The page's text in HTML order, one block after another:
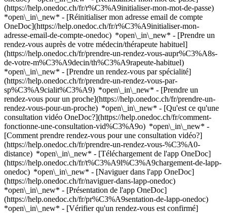
(https://help.onedoc.ch/fr/r%C3%A9initialiser-mon-mot-de-passe)
*open\_in\_new* - [Réinitialiser mon adresse email de compte
OneDoc](https://help.onedoc.ch/fr/r%C3%A9initialiser-mon-
adresse-email-de-compte-onedoc) *open\_in\_new* - [Prendre un
rendez-vous auprès de votre médecin/thérapeute habituel]
(https://help.onedoc.ch/fr/prendre-un-rendez-vous-aupr%C3%A8s-
de-votre-m%C3%A9decin/th%C3%A9rapeute-habituel)
*open\_in\_new* - [Prendre un rendez-vous par spécialité]
(https://help.onedoc.ch/fr/prendre-un-rendez-vous-par-
sp%C3%A9cialit%C3%A9) *open\_in\_new* - [Prendre un
rendez-vous pour un proche](https://help.onedoc.ch/fr/prendre-un-
rendez-vous-pour-un-proche) *open\_in\_new* - [Qu'est ce qu'une
consultation vidéo OneDoc?](https://help.onedoc.ch/fr/comment-
fonctionne-une-consultation-vid%C3%A9o) *open\_in\_new* -
[Comment prendre rendez-vous pour une consultation vidéo?]
(https://help.onedoc.ch/fr/prendre-un-rendez-vous-%C3%A0-
distance) *open\_in\_new* - [Téléchargement de l'app OneDoc]
(https://help.onedoc.ch/fr/t%C3%A9l%C3%A9chargement-de-lapp-
onedoc) *open\_in\_new* - [Naviguer dans l'app OneDoc]
(https://help.onedoc.ch/fr/naviguer-dans-lapp-onedoc)
*open\_in\_new* - [Présentation de l'app OneDoc]
(https://help.onedoc.ch/fr/pr%C3%A9sentation-de-lapp-onedoc)
*open\_in\_new* - [Vérifier qu'un rendez-vous est confirmé](https://help.onedoc.ch/fr/v%C3%A9rifier-quun-rendez-vous-est-confirm%C3%A9) *open\_in\_new* - [Annuler un rendez-vous pris en ligne sur OneDoc](https://help.onedoc.ch/fr/annuler-un-rendez-vous-pris-en-ligne-sur-onedoc) *open\_in\_new* - [Je ne reçois pas de confirmation de rendez-vous](https://help.onedoc.ch/fr/je-ne-re%C3%A7ois-pas-de-confirmation-de-rendez-vous) *open\_in\_new* [Voir tous nos articles *open\_in\_new*](https://help.onedoc.ch/fr/) close ## Modifier votre recherche ![Maison avec un signe plus annonçant qu’une consultation peut être effectuée sur place](https://www.onedoc.ch/assets/images/icons/on-site.svg) Sur place ![Caméra avec un symbole lecture annonçant qu’une consultation peut être effectuée à distance en vidéo](https://www.onedoc.ch/assets/images/icons/remote.svg) À distance Rechercher #### Spécialités #### Praticiens #### Établissements edit Vaccination tétanos - diphtérie - coqueluche (DTP) à Chêne-Bougeries tune Filtrer par Nouveaux patients*keyboard\_arrow\_down* - Acceptés*check\_circle* Langue parlée*keyboard\_arrow\_down* - Albanais*check\_circle* - Allemand*check\_circle* - Anglais*check\_circle* - Arabe*check\_circle* - Espagnol*check\_circle* - Français*check\_circle* - Italien*check\_circle* - Persan*check\_circle* - Peul*check\_circle* - Portugais*check\_circle* - Roumain*check\_circle* Sexe*keyboard\_arrow\_down* - Femme*check\_circle* - Homme*check\_circle* Réseau*keyboard\_arrow\_down* - Sun Store*check\_circle* - Amavita*check\_circle* - Hirslanden*check\_circle* - Medbase*check\_circle* - Réseau Delta*check\_circle* Disponibilité*keyboard\_arrow\_down* - Disponible aujourdhui*check\_circle* - Dans les 3 prochains jours*check\_circle* - Dans les 7 prochains jours*check\_circle* - Dans les 14 prochains jours*check\_circle* # __Vaccination tétanos - diphtérie - coqueluche (DTP)__ à __Chêne-Bougeries__: prenez rendez-vous en ligne aujourd'hui ## 3 résultats à Chêne-Bougeries [![Pharmacie Populaire Gradelle, prestations de santé en pharmacie à Chêne-Bougeries](https://assets.onedoc.ch/images/users/c61bb5213803b41a6a3e11f762d0ec5bbd2b18af7a4a17048e19bc03a72bce9a-small.jpg "Pharmacie Populaire Gradelle, prestations de santé en pharmacie à Chêne-Bougeries")](https://www.onedoc.ch/fr/prestations-de-sante-en-pharmacie/chene-bougeries/pcfu7/pharmacie-populaire-gradelle) ### [Pharmacie Populaire Gradelle](https://www.onedoc.ch/fr/prestations-de-sante-en-pharmacie/chene-bougeries/pcfu7/pharmacie-populaire-gradelle) ![Badge indiquant un profil vérifié](https://www.onedoc.ch/assets/images/icons/checkmark.svg) [Prestations de santé en pharmacie](https://www.onedoc.ch/fr/prestations-de-sante-en-pharmacie/chene-bougeries) [Pharmacie Populaire Gradelle](https://www.onedoc.ch/fr/pharmacie/chene-bougeries/e41h/pharmacie-populaire-gradelle) Avenue des Cavaliers 1 1224 Chêne-Bougeries ![Icône patient avec un signe plus annonçant que le professionnel accepte de nouveaux patients](https://www.onedoc.ch/assets/images/icons/new-patients.svg)Accepte les nouveaux patients [Réserver un RDV](https://www.onedoc.ch/fr/prestations-de-sante-en-pharmacie/chene-bougeries/pcfu7/pharmacie-populaire-gradelle) Expertises: Vaccination tétanos - diphtérie - coqueluche (DTP), [Vaccination encéphalite à tiques (FSME)](https://www.onedoc.ch/fr/vaccination-encephalite-a-tiques-fsme/chene-bougeries), [Vaccination rougeole - rubéole - oreillon (ROR)](https://www.onedoc.ch/fr/vaccination-rougeole-rubeole-oreillon-ror/chene-bougeries), [Vaccination hépatite A/B](https://www.onedoc.ch/fr/vaccination-hepatite-a-b/chene-bougeries), [Test streptocoques](https://www.onedoc.ch/fr/test-streptocoques/chene-bougeries), [Dépistage du cancer colorectal](https://www.onedoc.ch/fr/depistage-du-cancer-colorectal/chene-bougeries)Voir plus *chevron\_left* lun. 03 août *chevron\_right* Voir plus de rendez-vous *error\_outline* Une erreur s'est produite lors du chargement des disponibilités [Réessayer](https://www.onedoc.ch) Expertises: Vaccination tétanos - diphtérie - coqueluche (DTP), [Vaccination encéphalite à tiques (FSME)](https://www.onedoc.ch/fr/vaccination-encephalite-a-tiques-fsme/chene-bougeries), [Vaccination rougeole - rubéole - oreillon (ROR)](https://www.onedoc.ch/fr/vaccination-rougeole-rubeole-oreillon-ror/chene-bougeries), [Vaccination hépatite A/B](https://www.onedoc.ch/fr/vaccination-hepatite-a-b/chene-bougeries), [Test streptocoques](https://www.onedoc.ch/fr/test-streptocoques/chene-bougeries), [Dépistage du cancer colorectal](https://www.onedoc.ch/fr/depistage-du-cancer-colorectal/chene-bougeries)Voir plus [![Pharmacie de Chêne-Bougeries, centre de vaccination à Chêne-Bougeries](https://assets.onedoc.ch/images/users/d0e23a30644ee7f47f6140e2bf369df061cc36f504d0bd6c70c5594ff5d91858-small.jpg "Pharmacie de Chêne-Bougeries, centre de vaccination à Chêne-Bougeries")](https://www.onedoc.ch/fr/centre-de-vaccination/chene-bougeries/pcn5m/pharmacie-de-chene-bougeries) ### [Pharmacie de Chêne-Bougeries](https://www.onedoc.ch/fr/centre-de-vaccination/chene-bougeries/pcn5m/pharmacie-de-chene-bougeries) ![Badge indiquant un profil vérifié](https://www.onedoc.ch/assets/images/icons/checkmark.svg) [Centre de vaccination](https://www.onedoc.ch/fr/centre-de-vaccination/chene-bougeries) Pharmacie de Chêne-Bougeries Rue de Chêne-Bougeries 38 1224 Chêne-Bougeries ![Icône patient avec un signe plus annonçant que le professionnel accepte de nouveaux patients](https://www.onedoc.ch/assets/images/icons/new-patients.svg)Accepte les nouveaux patients [Réserver un RDV](https://www.onedoc.ch/fr/centre-de-vaccination/chene-bougeries/pcn5m/pharmacie-de-chene-bougeries) Expertises: Vaccination tétanos - diphtérie - coqueluche (DTP), [Allergie | AllergoTest | Bilan allergologique](https://www.onedoc.ch/fr/allergie-allergotest-bilan-allergologique/chene-bougeries), [Vaccination encéphalite à tiques (FSME)](https://www.onedoc.ch/fr/vaccination-encephalite-a-tiques-fsme/chene-bougeries), [Perçage d'oreilles](https://www.onedoc.ch/fr/percage-d-oreilles/chene-bougeries), [Test streptocoques](https://www.onedoc.ch/fr/test-streptocoques/chene-bougeries), [Conjonctivite](https://www.onedoc.ch/fr/conjonctivite/chene-bougeries), [Conseil aux voyageurs](https://www.onedoc.ch/fr/conseil-aux-voyageurs/chene-bougeries), [Contraception d'urgence](https://www.onedoc.ch/fr/contraception-d-urgence/chene-bougeries), [Dépistage du cancer colorectal](https://www.onedoc.ch/fr/depistage-du-cancer-colorectal/chene-bougeries), [Mesure de la glycémie](https://www.onedoc.ch/fr/mesure-de-la-glycemie/chene-bougeries), [Mesure de la pression artérielle | Tension](https://www.onedoc.ch/fr/mesure-de-la-pression-arterielle-tension/chene-bougeries), [Mise à jour du carnet de vaccination](https://www.onedoc.ch/fr/mise-a-jour-du-carnet-de-vaccination/chene-bougeries), [Retrait de tique](https://www.onedoc.ch/fr/retrait-de-tique/chene-bougeries), [Soins des plaies | Soins pansements](https://www.onedoc.ch/fr/soins-des-plaies-soins-pansements/chene-bougeries), [Vaccination hépatite A/B](https://www.onedoc.ch/fr/vaccination-hepatite-a-b/chene-bougeries), [Vaccination rougeole - rubéole - oreillon (ROR)](https://www.onedoc.ch/fr/vaccination-rougeole-rubeole-oreillon-ror/chene-bougeries), [Vaccination Zona](https://www.onedoc.ch/fr/vaccination-zona/chene-bougeries)Voir plus *chevron\_left* lun. 03 août *chevron\_right* Voir plus de rendez-vous *error\_outline* Une erreur s'est produite lors du chargement des disponibilités [Réessayer](https://www.onedoc.ch) Expertises: Vaccination tétanos - diphtérie - coqueluche (DTP), [Allergie | AllergoTest | Bilan allergologique](https://www.onedoc.ch/fr/allergie-allergotest-bilan-allergologique/chene-bougeries), [Vaccination encéphalite à tiques (FSME)](https://www.onedoc.ch/fr/vaccination-encephalite-a-tiques-fsme/chene-bougeries), [Perçage d'oreilles](https://www.onedoc.ch/fr/percage-d-oreilles/chene-bougeries), [Test streptocoques](https://www.onedoc.ch/fr/test-streptocoques/chene-bougeries), [Conjonctivite](https://www.onedoc.ch/fr/conjonctivite/chene-bougeries), [Conseil aux voyageurs](https://www.onedoc.ch/fr/conseil-aux-voyageurs/chene-bougeries), [Contraception d'urgence](https://www.onedoc.ch/fr/contraception-d-urgence/chene-bougeries), [Dépistage du cancer colorectal](https://www.onedoc.ch/fr/depistage-du-cancer-colorectal/chene-bougeries), [Mesure de la glycémie](https://www.onedoc.ch/fr/mesure-de-la-glycemie/chene-bougeries), [Mesure de la pression artérielle | Tension](https://www.onedoc.ch/fr/mesure-de-la-pression-arterielle-tension/chene-bougeries), [Mise à jour du carnet de vaccination](https://www.onedoc.ch/fr/mise-a-jour-du-carnet-de-vaccination/chene-bougeries), [Retrait de tique](https://www.onedoc.ch/fr/retrait-de-tique/chene-bougeries), [Soins des plaies | Soins pansements](https://www.onedoc.ch/fr/soins-des-plaies-soins-pansements/chene-bougeries), [Vaccination hépatite A/B](https://www.onedoc.ch/fr/vaccination-hepatite-a-b/chene-bougeries), [Vaccination rougeole - rubéole - oreillon (ROR)](https://www.onedoc.ch/fr/vaccination-rougeole-rubeole-oreillon-ror/chene-bougeries), [Vaccination Zona](https://www.onedoc.ch/fr/vaccination-zona/chene-bougeries)Voir plus [![Pharmacie de grange-canal, pharmacie à Chêne-Bougeries](https://assets.onedoc.ch/images/entities/dc7a87b7b4e472536eb3c8431aa484cc7fd45fcb748822ac9d55e251869c1ede-small.png "Pharmacie de grange-canal, pharmacie à Chêne-Bougeries")](https://www.onedoc.ch/fr/pharmacie/chene-bougeries/ebabd/pharmacie-de-grange-canal) ### [Pharmacie de grange-canal](https://www.onedoc.ch/fr/pharmacie/chene-bougeries/ebabd/pharmacie-de-grange-canal) ![Badge indiquant un profil vérifié](https://www.onedoc.ch/assets/images/icons/checkmark.svg) Pharmacie Route de Chêne 65 1224 Chêne-Bougeries ![Icône patient avec un signe plus annonçant que le professionnel accepte de nouveaux